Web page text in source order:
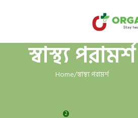
স্বাস্থ্য পরামর্শ
Home স্বাস্থ্য পরামর্শ
সহজ পথনির্দেশিকা
2